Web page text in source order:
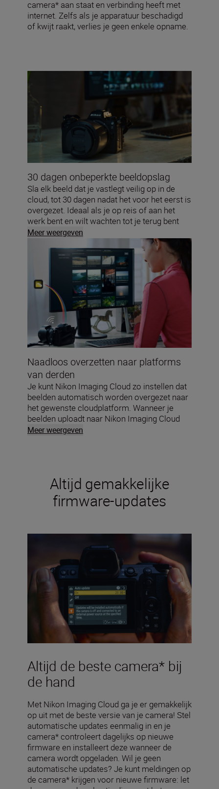
camera* aan staat en verbinding heeft met
internet. Zelfs als je apparatuur beschadigd
of kwijt raakt, verlies je geen enkele opname.
30 dagen onbeperkte beeldopslag
Sla elk beeld dat je vastlegt veilig op in de
cloud, tot 30 dagen nadat het voor het eerst is
overgezet. Ideaal als je op reis of aan het
werk bent en wilt wachten tot je terug bent
voordat je beslist wat je met je opnamen gaat
Meer weergeven
Naadloos overzetten naar platforms
van derden
Je kunt Nikon Imaging Cloud zo instellen dat
beelden automatisch worden overgezet naar
het gewenste cloudplatform. Wanneer je
beelden uploadt naar Nikon Imaging Cloud
worden ze naar de bestandshosting service
Meer weergeven
Altijd gemakkelijke
firmware-updates
Altijd de beste camera* bij
de hand
Met Nikon Imaging Cloud ga je er gemakkelijk
op uit met de beste versie van je camera! Stel
automatische updates eenmalig in en je
camera* controleert dagelijks op nieuwe
firmware en installeert deze wanneer de
camera wordt opgeladen. Wil je geen
automatische updates? Je kunt meldingen op
de camera* krijgen voor nieuwe firmware: let